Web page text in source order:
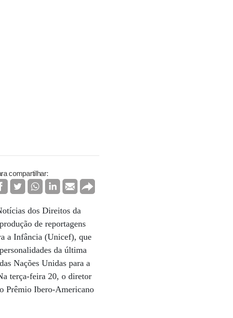
compartilhar:
dos Direitos da
de reportagens
a Infância (Unicef), que
da última
Nações Unidas para a
terça-feira 20, o diretor
Prêmio Ibero-Americano